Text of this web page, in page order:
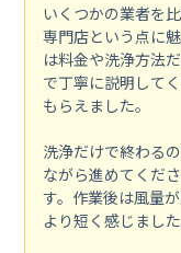
いくつかの業者を
専門店という点に
は料金や洗浄方法
で丁寧に説明して
もらえました。
洗浄だけで終わる
ながら進めてくだ
す。作業後は風量
より短く感じました